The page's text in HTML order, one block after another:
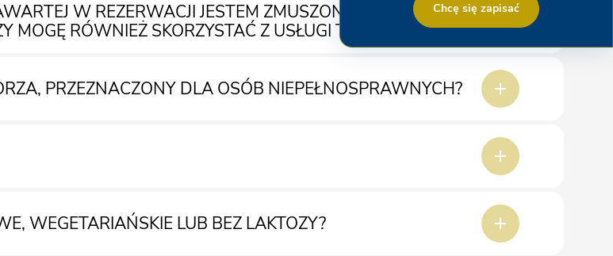
W REZERWACJI JESTEM ZMUSZONY ZAWSZE
MOGĘ RÓWNIEŻ SKORZYSTAĆ Z USŁUGI TAKE AWAY?
PRZEZNACZONY DLA OSÓB NIEPEŁNOSPRAWNYCH?
WEGETARIAŃSKIE LUB BEZ LAKTOZY?
Chcę się zapisać